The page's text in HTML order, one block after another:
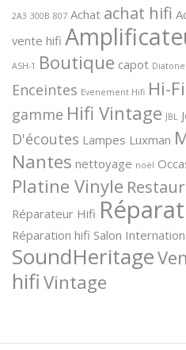
2A3 300B 807 Achat achat hifi
vente hifi
ASH-1 Boutique capot Diatone
Enceintes Evenement Hifi Hi-Fi
gamme Hifi Vintage JBL
D'écoutes Lampes Luxman
Nantes nettoyage noël
Platine Vinyle
Réparateur Hifi
Réparation hifi Salon
SoundHeritage
hifi Vintage